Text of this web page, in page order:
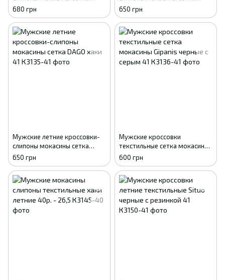
DAGO песочные 41
680 грн
DAGO черные 41
650 грн
Мужские летние кроссовки-
слипоны мокасины сетка
DAGO хаки 41
650 грн
Мужские кроссовки
текстильные сетка мокасины
Gipanis черные с серым 41
600 грн